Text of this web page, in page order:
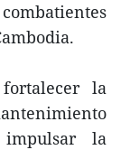
la
la